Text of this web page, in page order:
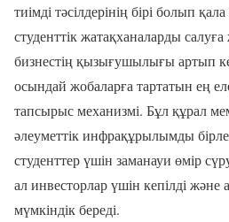
тиімді тәсілдерінің бірі болып
студенттік жатақханаларды
бизнестің қызығушылығы артып
осындай жобаларға тартатын ең
тапсырыс механизмі. Бұл құрал
әлеуметтік инфрақұрылымды
студенттер үшін заманауи өмір
ал инвесторлар үшін кепілді
мүмкіндік береді.